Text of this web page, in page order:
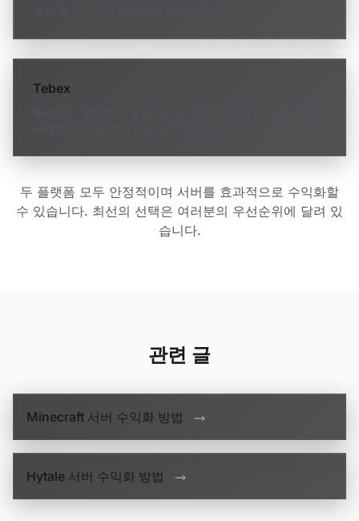
Tebex
두 플랫폼 모두 안정적이며 서버를 효과적으로 수익화할
수 있습니다. 최선의 선택은 여러분의 우선순위에 달려 있
습니다.
관련 글
Minecraft 서버 수익화 방법
Hytale 서버 수익화 방법